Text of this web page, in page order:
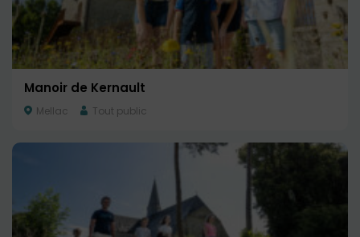
Manoir de Kernault
Mellac Tout public